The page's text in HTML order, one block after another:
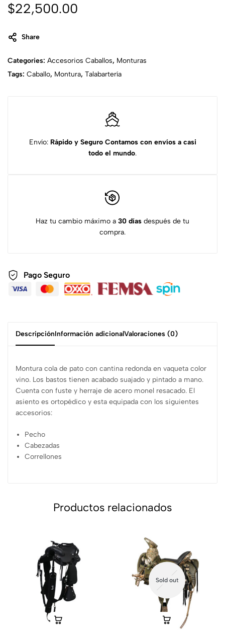
$22,500.00
Share
Categories: Accesorios Caballos, Monturas
Tags: Caballo, Montura, Talabartería
Envío: Rápido y Seguro Contamos con envíos a casi
todo el mundo.
Haz tu cambio máximo a 30 días después de tu
compra.
Pago Seguro
DescripciónInformación adicionalValoraciones (0)
Montura cola de pato con cantina redonda en vaqueta color
vino. Los bastos tienen acabado suajado y pintado a mano.
Cuenta con fuste y herraje de acero monel resacado. El
asiento es ortopédico y esta equipada con los siguientes
accesorios:
Pecho
Cabezadas
Correllones
Productos relacionados
Sold out